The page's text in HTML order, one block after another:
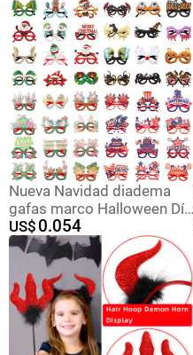
Nueva Navidad diadema
gafas marco Halloween Día
de San Valentín gafas de
Santa Claus gafas Fiesta de
Navidad
US$ 0.054